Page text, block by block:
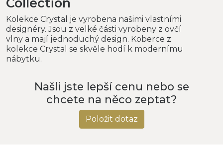
Kolekce Crystal je vyrobena našimi vlastními
designéry. Jsou z velké části vyrobeny z ovčí
vlny a mají jednoduchý design. Koberce z
kolekce Crystal se skvěle hodí k modernímu
nábytku.
Našli jste lepší cenu nebo se
chcete na něco zeptat?
Položit dotaz